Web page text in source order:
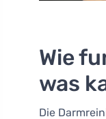
Wie
was
Die